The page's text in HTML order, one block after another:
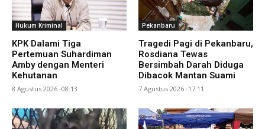
Hukum Kriminal
KPK Dalami Tiga
Pertemuan Suhardiman
Amby dengan Menteri
Kehutanan
8 Agustus 2026 -08:13
Pekanbaru
Tragedi Pagi di Pekanbaru,
Rosdiana Tewas
Bersimbah Darah Diduga
Dibacok Mantan Suami
7 Agustus 2026 -17:11